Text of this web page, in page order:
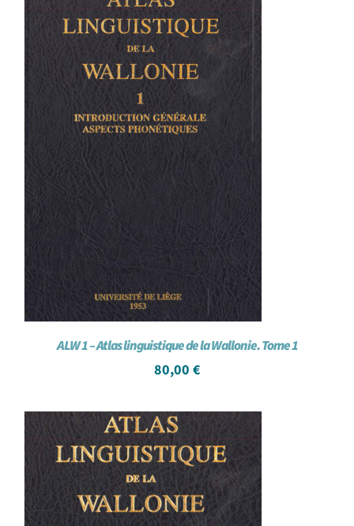
Achat en ligne
Panier WooCommerce
ALW 1 – Atlas linguistique de la Wallonie. Tome 1
80,00 €